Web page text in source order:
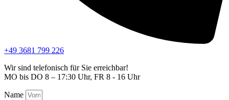
+49 3681 799 226
Wir sind telefonisch für Sie erreichbar!
MO bis DO 8 – 17:30 Uhr, FR 8 - 16 Uhr
Name